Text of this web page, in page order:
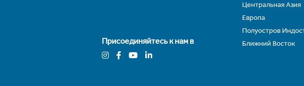
Присоединяйтесь к нам в
Центральная Азия
Европа
Полуостров
Ближний Восток